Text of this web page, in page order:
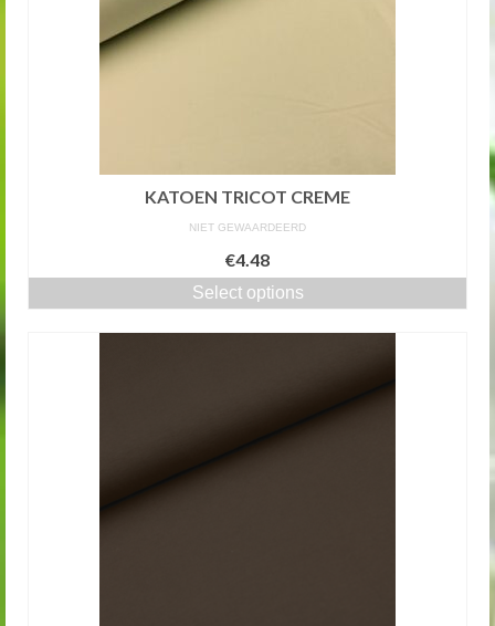
KATOEN TRICOT CREME
NIET GEWAARDEERD
€4.48
Select options